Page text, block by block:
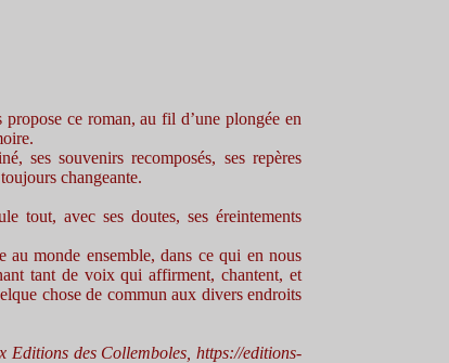
ce roman, au fil d’une plongée en
ses souvenirs recomposés, ses repères
changeante.
tout, avec ses doutes, ses éreintements
au monde ensemble, dans ce qui en nous
tant de voix qui affirment, chantent, et
chose de commun aux divers endroits
Editions des Collemboles, https://editions-